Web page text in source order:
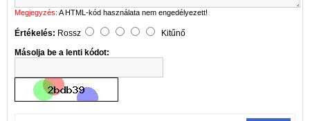
Megjegyzés: A HTML-kód használata nem engedélyezett!
Értékelés: Rossz
Kitűnő
Másolja be a lenti kódot: